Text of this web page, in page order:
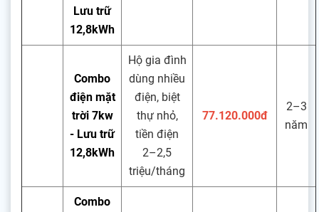
Lưu trữ
12,8kWh
Combo
điện mặt
trời 7kw
- Lưu trữ
12,8kWh
Hộ gia đình
dùng nhiều
điện, biệt
thự nhỏ,
tiền điện
2–2,5
triệu/tháng
77.120.000đ
2–3
năm
Combo